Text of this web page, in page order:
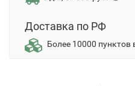
Доставка по РФ
Более 10000 пунктов